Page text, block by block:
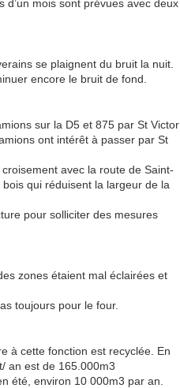
mois sont prévues avec deux
se plaignent du bruit la nuit.
encore le bruit de fond.
sur la D5 et 875 par St Victor
ont intérêt à passer par St
avec la route de Saint-
qui réduisent la largeur de la
pour solliciter des mesures
zones étaient mal éclairées et
toujours pour le four.
à cette fonction est recyclée. En
an est de 165.000m3
été, environ 10 000m3 par an.